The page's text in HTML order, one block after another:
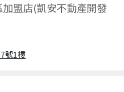
加盟店(凱安不動產開發
號1樓